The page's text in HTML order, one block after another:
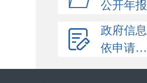
公开年报
政府信息
依申请公开